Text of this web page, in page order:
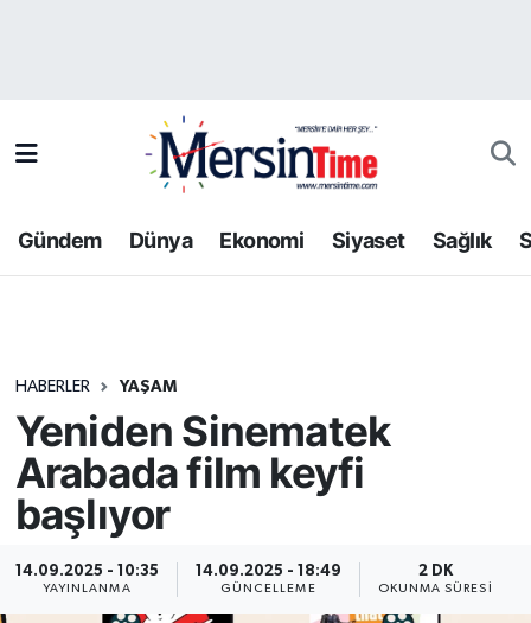
Gündem Dünya Ekonomi Siyaset Sağlık
HABERLER YAŞAM
Yeniden Sinematek
Arabada film keyfi
başlıyor
14.09.2025 - 10:35
YAYINLANMA
14.09.2025 - 18:49
GÜNCELLEME
2 DK
OKUNMA SÜRESI
Bilim-Teknoloji
Dünya
Ekonomi
Gündem
Kültür-Sanat
Resmi İlan
Trafik Durumu
Tüm Manşetler
Haber Arşivi